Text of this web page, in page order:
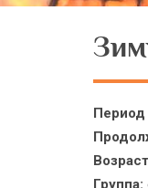
Период
Группа: